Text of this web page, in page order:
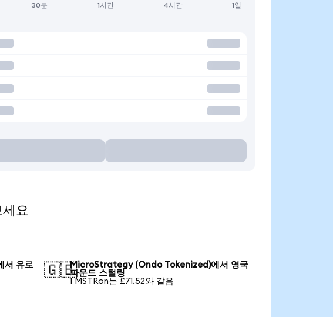
30분 1시간 4시간 1일
요
유로
🇬🇧MicroStrategy (Ondo Tokenized)에서 영국
파운드 스털링
1 MSTRon는 £71.52와 같음